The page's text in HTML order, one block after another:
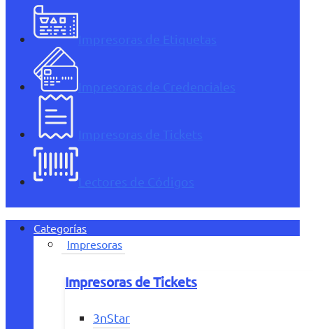
Impresoras de Etiquetas
Impresoras de Credenciales
Impresoras de Tickets
Lectores de Códigos
Categorías
Impresoras
Impresoras de Tickets
3nStar